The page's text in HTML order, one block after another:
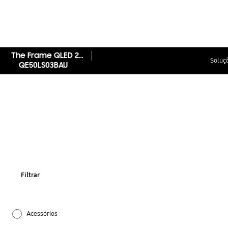
The Frame QLED 2022
QE50LS03BAU
Filtrar
Acessórios